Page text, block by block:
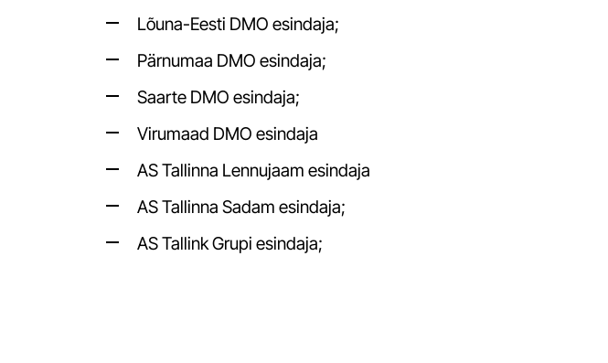
Lõuna-Eesti DMO esindaja;
Pärnumaa DMO esindaja;
Saarte DMO esindaja;
Virumaad DMO esindaja
AS Tallinna Lennujaam esindaja
AS Tallinna Sadam esindaja;
AS Tallink Grupi esindaja;